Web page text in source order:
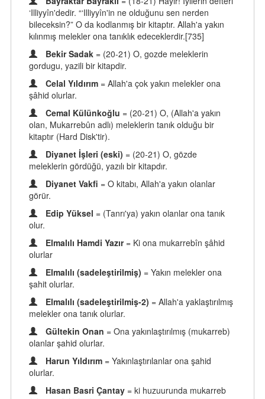
‘Illiyyîn'dedir. “‘Illiyyîn'in ne olduğunu sen nerden
bileceksin?” O da kodlanmış bir kitaptır. Allah'a yakın
kılınmış melekler ona tanıklık edeceklerdir.[735]
Bekir Sadak = (20-21) O, gozde meleklerin
gordugu, yazili bir kitapdir.
Celal Yıldırım = Allah'a çok yakın melekler ona
şâhid olurlar.
Cemal Külünkoğlu = (20-21) O, (Allah'a yakın
olan, Mukarrebûn adlı) meleklerin tanık olduğu bir
kitaptır (Hard Disk'tir).
Diyanet İşleri (eski) = (20-21) O, gözde
meleklerin gördüğü, yazılı bir kitapdır.
Diyanet Vakfi = O kitabı, Allah'a yakın olanlar
görür.
Edip Yüksel = (Tanrı'ya) yakın olanlar ona tanık
olur.
Elmalılı Hamdi Yazır = Ki ona mukarrebîn şâhid
olurlar
Elmalılı (sadeleştirilmiş) = Yakın melekler ona
şahit olurlar.
Elmalılı (sadeleştirilmiş-2) = Allah'a yaklaştırılmış
melekler ona tanık olurlar.
Gültekin Onan = Ona yakınlaştırılmış (mukarreb)
olanlar şahid olurlar.
Harun Yıldırım = Yakınlaştırılanlar ona şahid
olurlar.
Hasan Basri Çantay = ki huzuurunda mukarreb